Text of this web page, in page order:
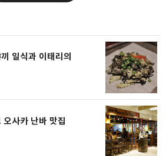
일식과 이태리의
사카 난바 맛집